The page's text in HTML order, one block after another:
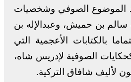
الموضوع الصوفي وشخصيات
سالم بن حميش، وعبدالإله بن
بالكتابات الأعجمية التي
الصوفية لإدريس شاه،
لأليف شافاق التركية.